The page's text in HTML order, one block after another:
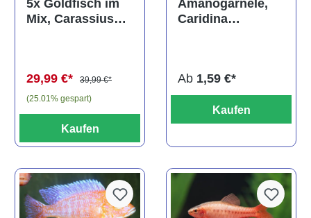
5x Goldfisch im
Mix, Carassius
29,99 €*
39,99 €*
(25.01% gespart)
Kaufen
Amanogarnele,
Caridina
Ab 1,59 €*
Kaufen